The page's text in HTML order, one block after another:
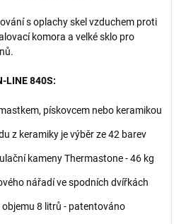
s oplachy skel vzduchem proti
komora a velké sklo pro
LINE 840S:
pískovcem nebo keramikou
z keramiky je výběr ze 42 barev
kameny Thermastone - 46 kg
nářadí ve spodních dvířkách
objemu 8 litrů - patentováno